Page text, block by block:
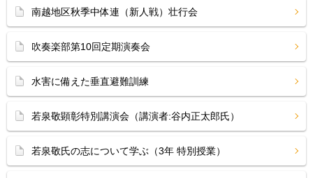
南越地区秋季中体連（新人戦）壮行会
吹奏楽部第10回定期演奏会
水害に備えた垂直避難訓練
若泉敬顕彰特別講演会（講演者:谷内正太郎氏）
若泉敬氏の志について学ぶ（3年 特別授業）